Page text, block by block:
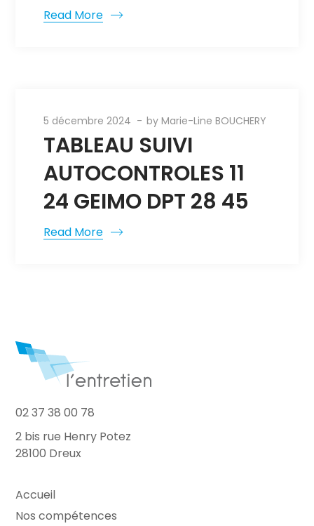
Read More
5 décembre 2024 byMarie-Line BOUCHERY
TABLEAU SUIVI
AUTOCONTROLES 11
24 GEIMO DPT 28 45
Read More
02 37 38 00 78
2 bis rue Henry Potez
28100 Dreux
Accueil
Nos compétences